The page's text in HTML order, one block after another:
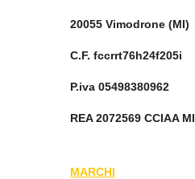
20055 Vimodrone (MI)
C.F. fccrrt76h24f205i
P.iva 05498380962
REA 2072569 CCIAA MI
MARCHI